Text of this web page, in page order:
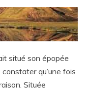
situé son épopée
qu’une fois
Située